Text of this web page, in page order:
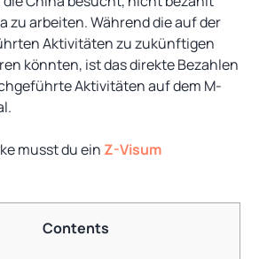
zu arbeiten. Während die auf der
Aktivitäten zu zukünftigen
könnten, ist das direkte Bezahlen
Aktivitäten auf dem M-
musst du ein Z-Visum
Contents